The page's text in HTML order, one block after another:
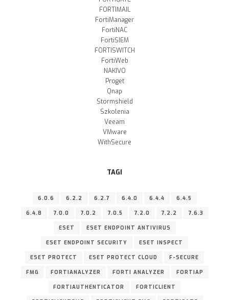
FORTIMAIL
FortiManager
FortiNAC
FortiSIEM
FORTISWITCH
FortiWeb
NAKIVO
Proget
Qnap
Stormshield
Szkolenia
Veeam
VMware
WithSecure
TAGI
6.0.6 6.2.2 6.2.7 6.4.0 6.4.4 6.4.5
6.4.8 7.0.0 7.0.2 7.0.5 7.2.0 7.2.2 7.6.3
ESET ESET ENDPOINT ANTIVIRUS
ESET ENDPOINT SECURITY ESET INSPECT
ESET PROTECT ESET PROTECT CLOUD F-SECURE
FMG FORTIANALYZER FORTI ANALYZER FORTIAP
FORTIAUTHENTICATOR FORTICLIENT